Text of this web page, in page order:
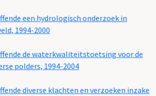
een hydrologisch onderzoek in
1994-2000
de waterkwaliteitstoetsing voor de
polders, 1994-2004
diverse klachten en verzoeken inzake